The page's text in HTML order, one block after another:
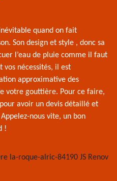
quand on fait
Son design et style , donc sa
l’eau de pluie comme il faut
vos nécessités, il est
approximative des
votre gouttière. Pour ce faire,
avoir un devis détaillé et
nous vite, un bon
!